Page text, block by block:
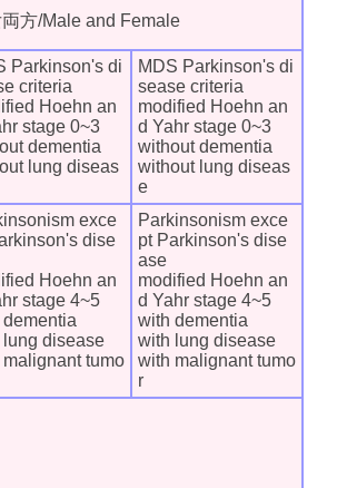
方/Male and Female
Parkinson's di
criteria
Hoehn an
stage 0~3
dementia
lung diseas
MDS Parkinson's di
sease criteria
modified Hoehn an
d Yahr stage 0~3
without dementia
without lung diseas
e
exce
dise
Hoehn an
stage 4~5
lung disease
tumo
Parkinsonism exce
pt Parkinson's dise
ase
modified Hoehn an
d Yahr stage 4~5
with dementia
with lung disease
with malignant tumo
r